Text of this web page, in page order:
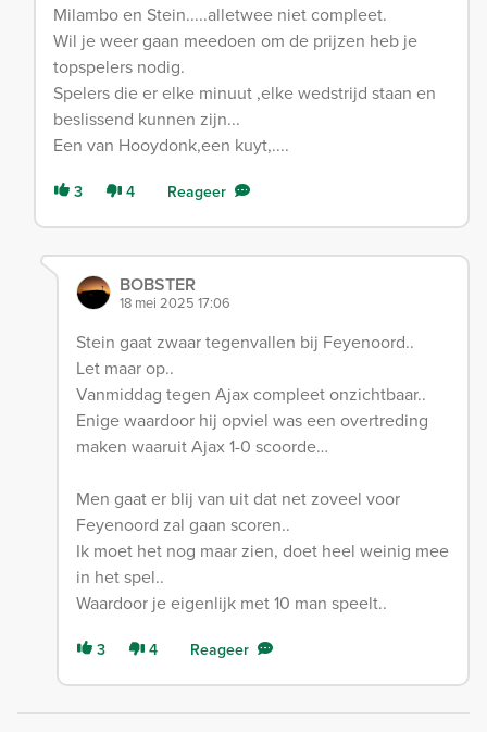
Milambo en Stein.....alletwee niet compleet.
Wil je weer gaan meedoen om de prijzen heb je
topspelers nodig.
Spelers die er elke minuut ,elke wedstrijd staan en
beslissend kunnen zijn...
Een van Hooydonk,een kuyt,....
3 4 Reageer
BOBSTER
18 mei 2025 17:06
Stein gaat zwaar tegenvallen bij Feyenoord..
Let maar op..
Vanmiddag tegen Ajax compleet onzichtbaar..
Enige waardoor hij opviel was een overtreding
maken waaruit Ajax 1-0 scoorde…
Men gaat er blij van uit dat net zoveel voor
Feyenoord zal gaan scoren..
Ik moet het nog maar zien, doet heel weinig mee
in het spel..
Waardoor je eigenlijk met 10 man speelt..
3 4 Reageer